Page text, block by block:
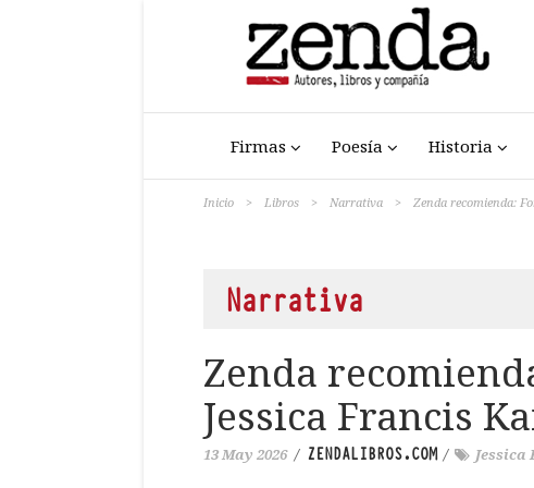
Firmas Poesía Historia
Inicio > Libros > Narrativa > Zenda recomienda:
Narrativa
Zenda
Jessica Francis
13 May 2026 / ZENDALIBROS.COM/ Jessica